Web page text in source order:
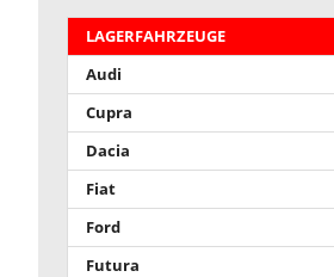
LAGERFAHRZEUGE
Audi
Cupra
Dacia
Fiat
Ford
Futura